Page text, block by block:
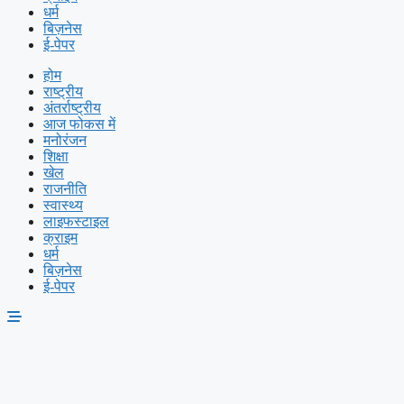
धर्म
बिज़नेस
ई-पेपर
होम
राष्ट्रीय
अंतर्राष्ट्रीय
आज फोकस में
मनोरंजन
शिक्षा
खेल
राजनीति
स्वास्थ्य
लाइफस्टाइल
क्राइम
धर्म
बिज़नेस
ई-पेपर